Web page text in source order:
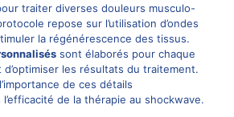
traiter diverses douleurs musculo-
repose sur l’utilisation d’ondes
la régénérescence des tissus.
sont élaborés pour chaque
les résultats du traitement.
de ces détails
de la thérapie au shockwave.